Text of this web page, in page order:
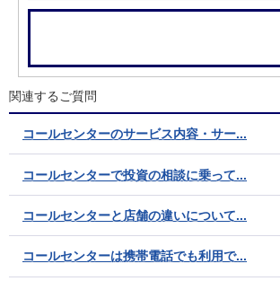
関連するご質問
コールセンターのサービス内容・サー...
コールセンターで投資の相談に乗って...
コールセンターと店舗の違いについて...
コールセンターは携帯電話でも利用で...